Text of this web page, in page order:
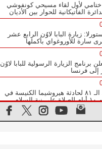
لأول لقاء مسيحي كونفوشي
الفاتيكانية للحوار بين الأديان
زيارة البابا لاوُن الرابع عشر
سارة للأوروغواي بأكملها
برنامج الزيارة الرسولية للبابا لاوُن
إلى فرنسا
في الذكرى الـ ٨١ لحادثة هيروشيما الكنيسة في
زيارة البابا ستعزز